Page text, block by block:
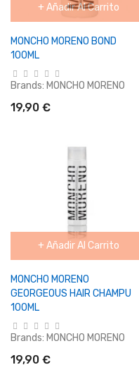
+ Añadir Al Carrito
MONCHO MORENO BOND
100ML
Brands: MONCHO MORENO
19,90 €
+ Añadir Al Carrito
MONCHO MORENO
GEORGEOUS HAIR CHAMPU
100ML
Brands: MONCHO MORENO
19,90 €